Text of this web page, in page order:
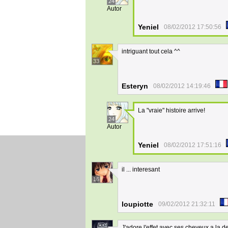
Autor
Yeniel 08/02/2012 17:50:56
33
intriguant tout cela ^^
Esteryn 08/02/2012 14:19:46
24
Autor
La "vraie" histoire arrive!
Yeniel 08/02/2012 17:51:16
16
il ... interesant
loupiotte 09/02/2012 21:32:11